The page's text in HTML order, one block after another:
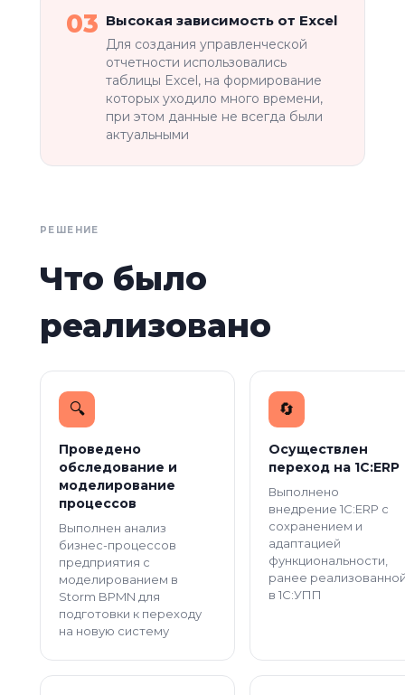
03 Высокая зависимость от Excel
Для создания управленческой
отчетности использовались
таблицы Excel, на формирование
которых уходило много времени,
при этом данные не всегда были
актуальными
РЕШЕНИЕ
Что было
реализовано
🔍
Проведено
обследование и
моделирование
процессов
Выполнен анализ
бизнес-процессов
предприятия с
моделированием в
Storm BPMN для
подготовки к переходу
на новую систему
🔄️
Осуществлен
переход на 1С:ERP
Выполнено
внедрение 1С:ERP с
сохранением и
адаптацией
функциональности,
ранее
в 1С:УПП